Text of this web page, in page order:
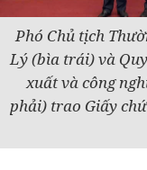
Phó Chủ tịch
Lý (bìa trái) và
xuất và công
phải) trao Giấy